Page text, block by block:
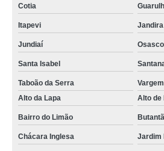
Cotia
Itapevi Jandira
Jundiaí Osasco
Santa Isabel
Taboão da Serra
Alto da Lapa
Alto de
Bairro do Limão Butantã
Chácara Inglesa Jardim